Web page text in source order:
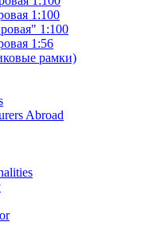
1:100
1:100
1:56
рамки)
Abroad